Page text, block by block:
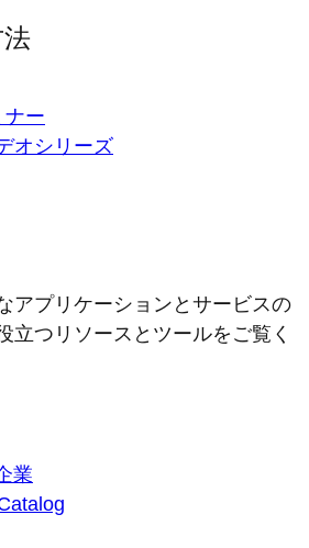
ナー
オシリーズ
アプリケーションとサービスの
立つリソースとツールをご覧く
業